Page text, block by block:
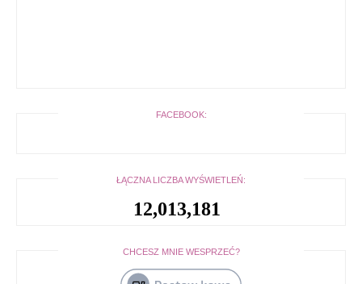
FACEBOOK:
ŁĄCZNA LICZBA WYŚWIETLEŃ:
12,013,181
CHCESZ MNIE WESPRZEĆ?